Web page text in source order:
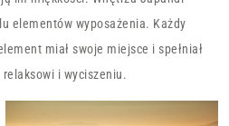
elementów wyposażenia. Każdy
miał swoje miejsce i spełniał
i wyciszeniu.